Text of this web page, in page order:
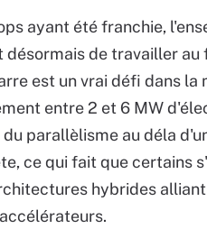
ayant été franchie,
de travailler
est un vrai défi dans
entre 2 et 6 MW
parallèlisme au déla
ce qui fait que certains
hybrides